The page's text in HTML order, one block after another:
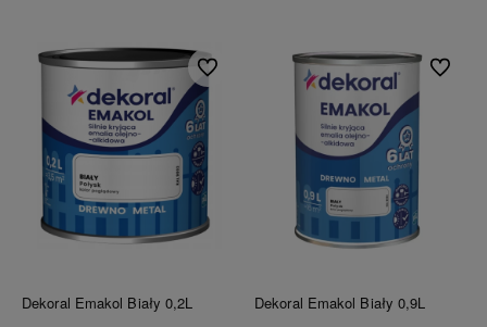
Dekoral Emakol Biały 0,2L
Do ulubionych
Dekoral Emakol Biały 0,9L
Do